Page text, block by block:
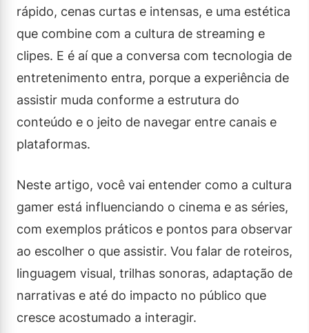
rápido, cenas curtas e intensas, e uma estética
que combine com a cultura de streaming e
clipes. E é aí que a conversa com tecnologia de
entretenimento entra, porque a experiência de
assistir muda conforme a estrutura do
conteúdo e o jeito de navegar entre canais e
plataformas.
Neste artigo, você vai entender como a cultura
gamer está influenciando o cinema e as séries,
com exemplos práticos e pontos para observar
ao escolher o que assistir. Vou falar de roteiros,
linguagem visual, trilhas sonoras, adaptação de
narrativas e até do impacto no público que
cresce acostumado a interagir.